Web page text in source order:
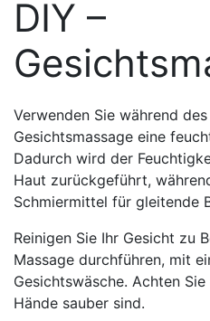
DIY –
Verwenden Sie während
Gesichtsmassage eine
Dadurch wird der
Haut zurückgeführt,
Schmiermittel für gleitende
Reinigen Sie Ihr Gesicht zu
Massage durchführen, mit
Gesichtswäsche. Achten
Hände sauber sind.